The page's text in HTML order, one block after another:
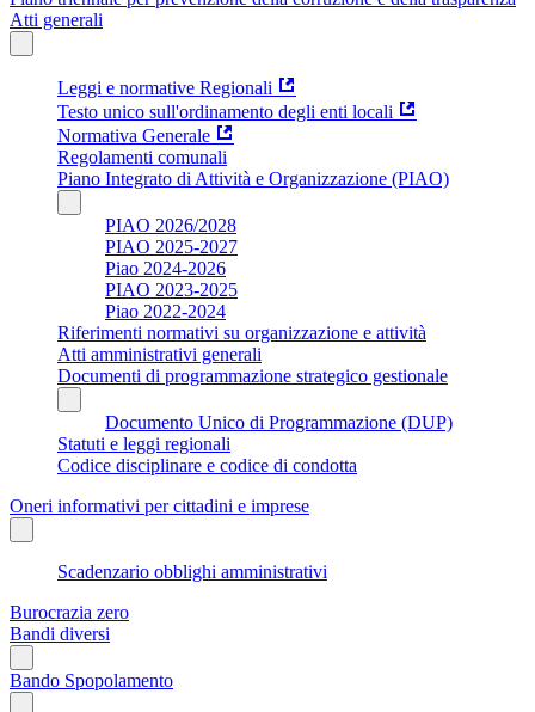
Atti generali
Leggi e normative Regionali
Testo unico sull'ordinamento degli enti locali
Normativa Generale
Regolamenti comunali
Piano Integrato di Attività e Organizzazione (PIAO)
PIAO 2026/2028
PIAO 2025-2027
Piao 2024-2026
PIAO 2023-2025
Piao 2022-2024
Riferimenti normativi su organizzazione e attività
Atti amministrativi generali
Documenti di programmazione strategico gestionale
Documento Unico di Programmazione (DUP)
Statuti e leggi regionali
Codice disciplinare e codice di condotta
Oneri informativi per cittadini e imprese
Scadenzario obblighi amministrativi
Burocrazia zero
Bandi diversi
Bando Spopolamento